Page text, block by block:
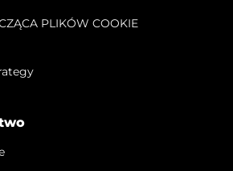
PLIKÓW COOKIE